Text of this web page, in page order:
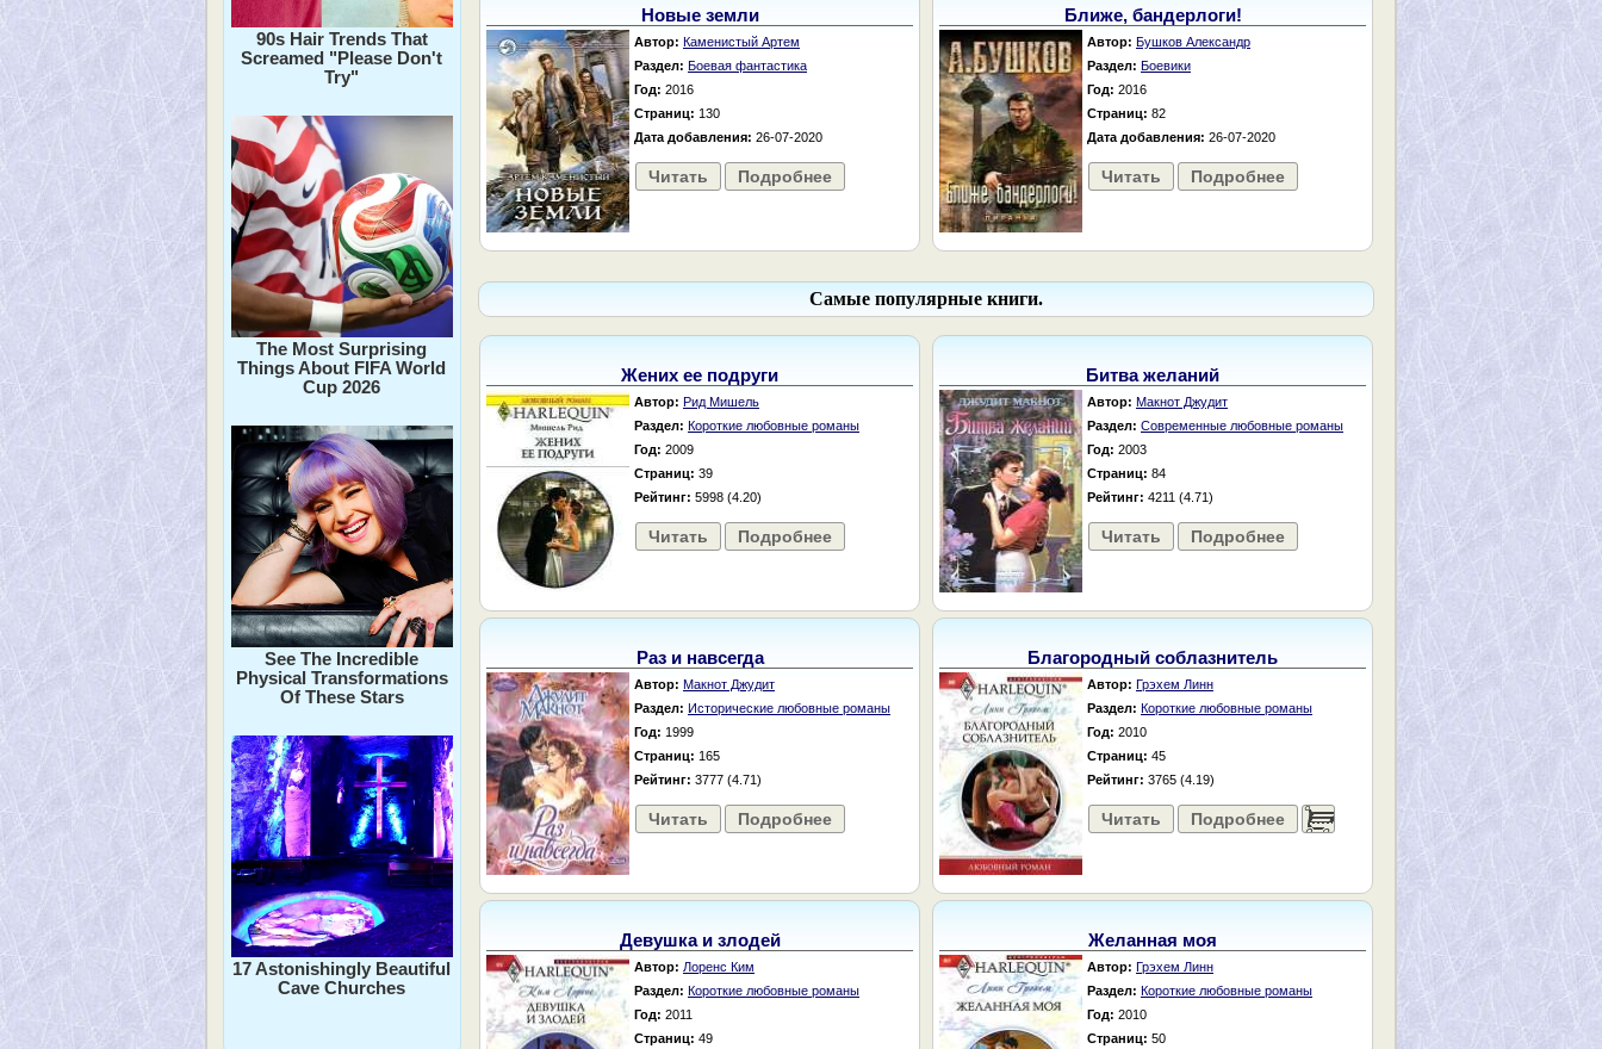
90s Hair Trends That
Screamed "Please Don't
Try"
The Most Surprising
Things About FIFA World
Cup 2026
See The Incredible
Physical Transformations
Of These Stars
17 Astonishingly Beautiful
Cave Churches
Новые земли
Автор: Каменистый Артем
Раздел: Боевая фантастика
Год: 2016
Страниц: 130
Дата добавления: 26-07-2020
Читать Подробнее
Ближе, бандерлоги!
Автор: Бушков Александр
Раздел: Боевики
Год: 2016
Страниц: 82
Дата добавления: 26-07-2020
Читать Подробнее
Самые популярные книги.
Жених ее подруги
Автор: Рид Мишель
Раздел: Короткие любовные романы
Год: 2009
Страниц: 39
Рейтинг: 5998 (4.20)
Читать Подробнее
Битва желаний
Автор: Макнот Джудит
Раздел: Современные любовные романы
Год: 2003
Страниц: 84
Рейтинг: 4211 (4.71)
Читать Подробнее
Раз и навсегда
Автор: Макнот Джудит
Раздел: Исторические любовные романы
Год: 1999
Страниц: 165
Рейтинг: 3777 (4.71)
Читать Подробнее
Благородный соблазнитель
Автор: Грэхем Линн
Раздел: Короткие любовные романы
Год: 2010
Страниц: 45
Рейтинг: 3765 (4.19)
Читать Подробнее ......
Девушка и злодей
Автор: Лоренс Ким
Раздел: Короткие любовные романы
Год: 2011
Страниц: 49
Желанная моя
Автор: Грэхем Линн
Раздел: Короткие любовные романы
Год: 2010
Страниц: 50